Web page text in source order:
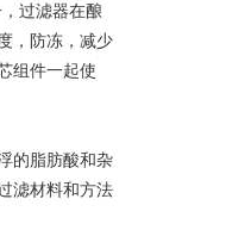
过滤器在酿
，防冻，减少
组件一起使
的脂肪酸和杂
滤材料和方法